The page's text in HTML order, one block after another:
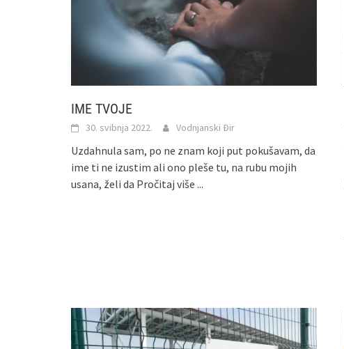
IME TVOJE
30. svibnja 2022. Vodnjanski Đir
Uzdahnula sam, po ne znam koji put pokušavam, da
ime ti ne izustim ali ono pleše tu, na rubu mojih
usana, želi da Pročitaj više ...